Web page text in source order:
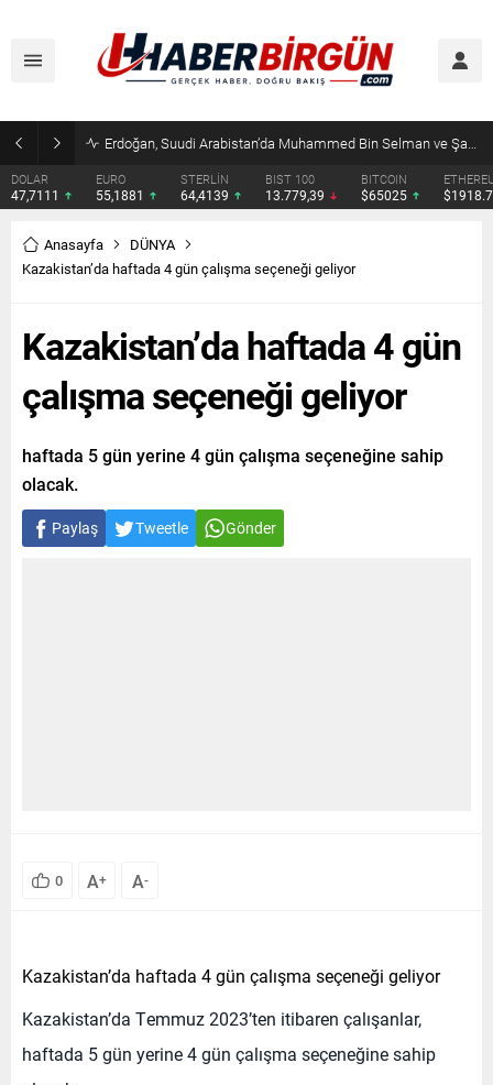
Erdoğan, Suudi Arabistan’da Muhammed Bin Selman ve Şahbaz Şerif ile Görüşecek
DOLAR
47,7111
EURO
55,1881
STERLİN
64,4139
BIST 100
13.779,39
BITCOIN
$65025
Anasayfa
DÜNYA
Kazakistan’da haftada 4 gün çalışma seçeneği geliyor
Kazakistan’da haftada 4 gün
çalışma seçeneği geliyor
haftada 5 gün yerine 4 gün çalışma seçeneğine sahip
olacak.
Paylaş Tweetle Gönder
0 A+ A-
Kazakistan’da haftada 4 gün çalışma seçeneği geliyor
Kazakistan’da Temmuz 2023’ten itibaren çalışanlar,
haftada 5 gün yerine 4 gün çalışma seçeneğine sahip